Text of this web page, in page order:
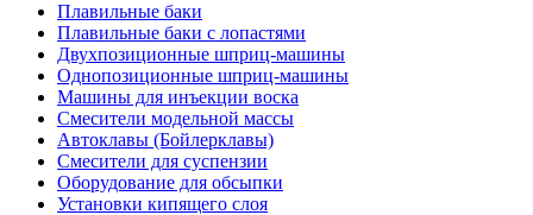
Плавильные баки
Плавильные баки с лопастями
Двухпозиционные шприц-машины
Однопозиционные шприц-машины
Машины для инъекции воска
Смесители модельной массы
Автоклавы (Бойлерклавы)
Смесители для суспензии
Оборудование для обсыпки
Установки кипящего слоя